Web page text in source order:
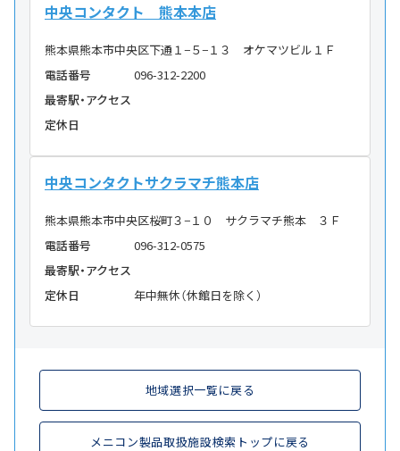
中央コンタクト 熊本本店
熊本県熊本市中央区下通１−５−１３ オケマツビル１Ｆ
電話番号
096-312-2200
最寄駅・アクセス
定休日
中央コンタクトサクラマチ熊本店
熊本県熊本市中央区桜町３−１０ サクラマチ熊本 ３Ｆ
電話番号
096-312-0575
最寄駅・アクセス
定休日
年中無休（休館日を除く）
地域選択一覧に戻る
メニコン製品取扱施設検索トップに戻る